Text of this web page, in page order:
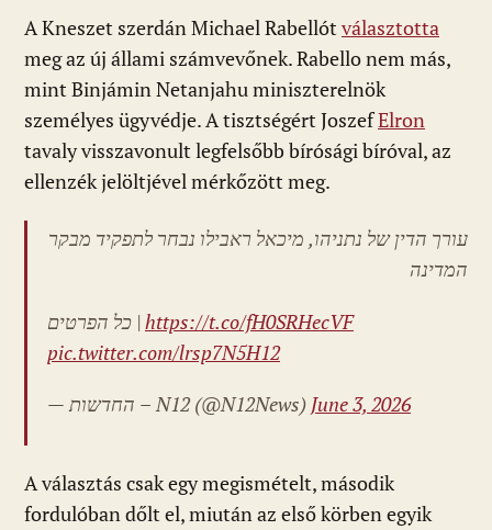
A Kneszet szerdán Michael Rabellót választotta
meg az új állami számvevőnek. Rabello nem más,
mint Binjámin Netanjahu miniszterelnök
személyes ügyvédje. A tisztségért JoszefElron
tavaly visszavonult legfelsőbb bírósági bíróval, az
ellenzék jelöltjével mérkőzött meg.
עורך הדין של נתניהו, מיכאל ראבילו נבחר לתפקיד מבקר
המדינה
כל הפרטים | https://t.co/fH0SRHecVF
pic.twitter.com/lrsp7N5H12
— החדשות – N12 (@N12News) June 3, 2026
A választás csak egy megismételt, második
fordulóban dőlt el, miután az első körben egyik